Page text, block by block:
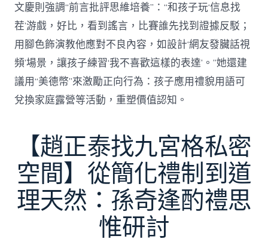
文慶則強調“前言批評思維培養”：“和孩子玩‘信息找
茬’游戲，好比，看到謠言，比賽誰先找到證據反駁；
用腳色飾演教他應對不良內容，如設計‘網友發臟話視
頻’場景，讓孩子練習‘我不喜歡這樣的表達’。”她還建
議用“美德幣”來激勵正向行為：孩子應用禮貌用語可
兌換家庭露營等活動，重塑價值認知。
【趙正泰找九宮格私密
空間】從簡化禮制到道
理天然：孫奇逢酌禮思
惟研討